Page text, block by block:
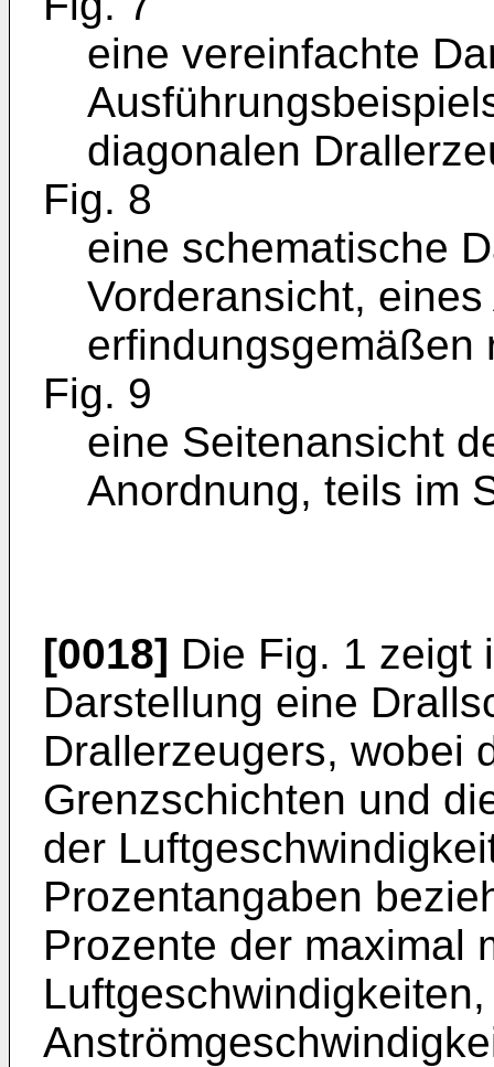
eine vereinfachte
diagonalen
Fig. 8
eine schematische
Vorderansicht,
erfindungsgemäßen
Fig. 9
eine Seitenansicht
Anordnung, teils im
[0018] Die Fig. 1 zeigt
Darstellung eine
Drallerzeugers, wobei
Grenzschichten und
der
Prozentangaben
Prozente der maximal